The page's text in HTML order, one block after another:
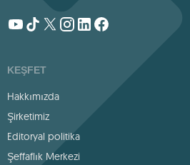
KEŞFET
Hakkımızda
Şirketimiz
Editoryal politika
Şeffaflık Merkezi